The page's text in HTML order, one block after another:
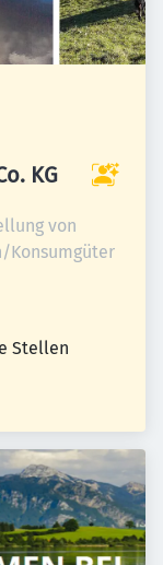
KG
von
Konsumgüter
Stellen